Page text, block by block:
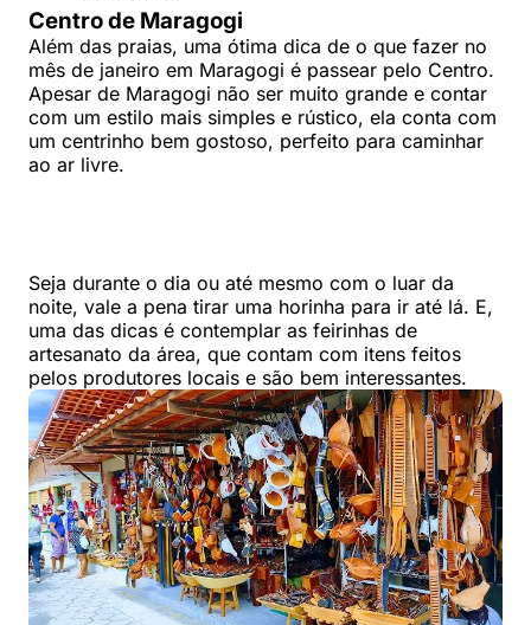
Centro de Maragogi
Além das praias, uma ótima dica de o que fazer no
mês de janeiro em Maragogi é passear pelo Centro.
Apesar de Maragogi não ser muito grande e contar
com um estilo mais simples e rústico, ela conta com
um centrinho bem gostoso, perfeito para caminhar
ao ar livre.
Seja durante o dia ou até mesmo com o luar da
noite, vale a pena tirar uma horinha para ir até lá. E,
uma das dicas é contemplar as feirinhas de
artesanato da área, que contam com itens feitos
pelos produtores locais e são bem interessantes.